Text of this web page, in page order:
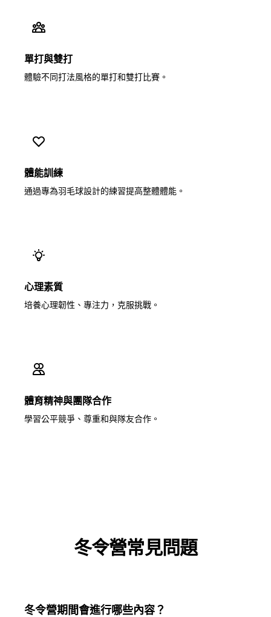
單打與雙打
體驗不同打法風格的單打和雙打比賽。
體能訓練
通過專為羽毛球設計的練習提高整體體能。
心理素質
培養心理韌性、專注力，克服挑戰。
體育精神與團隊合作
學習公平競爭、尊重和與隊友合作。
冬令營常見問題
冬令營期間會進行哪些內容？